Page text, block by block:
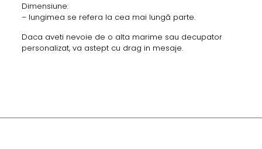
Dimensiune:
– lungimea se refera la cea mai lungă parte.
Daca aveti nevoie de o alta marime sau decupator
personalizat, va astept cu drag in mesaje.